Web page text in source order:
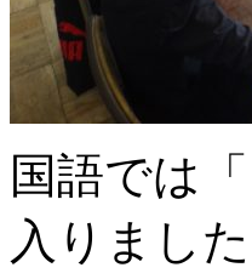
国語では
入りまし